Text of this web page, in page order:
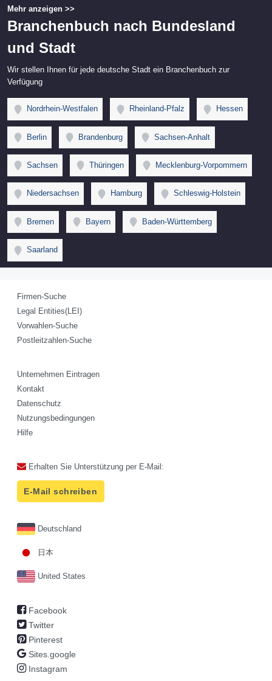
Mehr anzeigen >>
Branchenbuch nach Bundesland
und Stadt
Wir stellen Ihnen für jede deutsche Stadt ein Branchenbuch zur
Verfügung
Nordrhein-Westfalen Rheinland-Pfalz Hessen
Berlin Brandenburg Sachsen-Anhalt
Sachsen Thüringen Mecklenburg-Vorpommern
Niedersachsen Hamburg Schleswig-Holstein
Bremen Bayern Baden-Württemberg
Saarland
Firmen-Suche
Legal Entities(LEI)
Vorwahlen-Suche
Postleitzahlen-Suche
Unternehmen Eintragen
Kontakt
Datenschutz
Nutzungsbedingungen
Hilfe
Erhalten Sie Unterstützung per E-Mail:
E-Mail schreiben
Deutschland
日本
United States
Facebook
Twitter
Pinterest
Sites.google
Instagram